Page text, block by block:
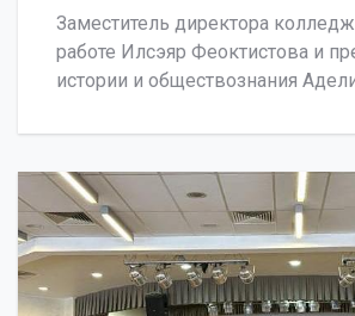
Заместитель директора
работе Илсэяр Феоктистова и
истории и обществознания